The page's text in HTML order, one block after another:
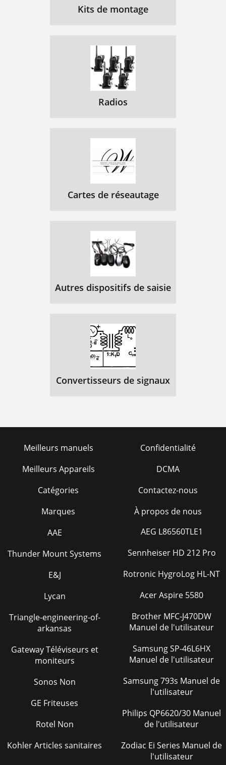
Kits de montage
Radios
Cartes de réseautage
Autres dispositifs de saisie
Convertisseurs de signaux
Meilleurs manuels
Meilleurs Appareils
Catégories
Marques
Confidentialité
DCMA
Contactez-nous
À propos de nous
AAE
Thunder Mount Systems
E&J
Lycan
Triangle-engineering-of-
arkansas
Gateway Téléviseurs et
moniteurs
Sonos Non
GE Friteuses
Rotel Non
Kohler Articles sanitaires
AEG L86560TLE1
Sennheiser HD 212 Pro
Rotronic HygroLog HL-NT
Acer Aspire 5580
Brother MFC-J470DW
Manuel de l'utilisateur
Samsung SP-46L6HX
Manuel de l'utilisateur
Samsung 793s Manuel de
l'utilisateur
Philips QP6620/30 Manuel
de l'utilisateur
Zodiac Ei Series Manuel de
l'utilisateur